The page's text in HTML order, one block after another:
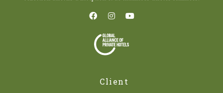
Client